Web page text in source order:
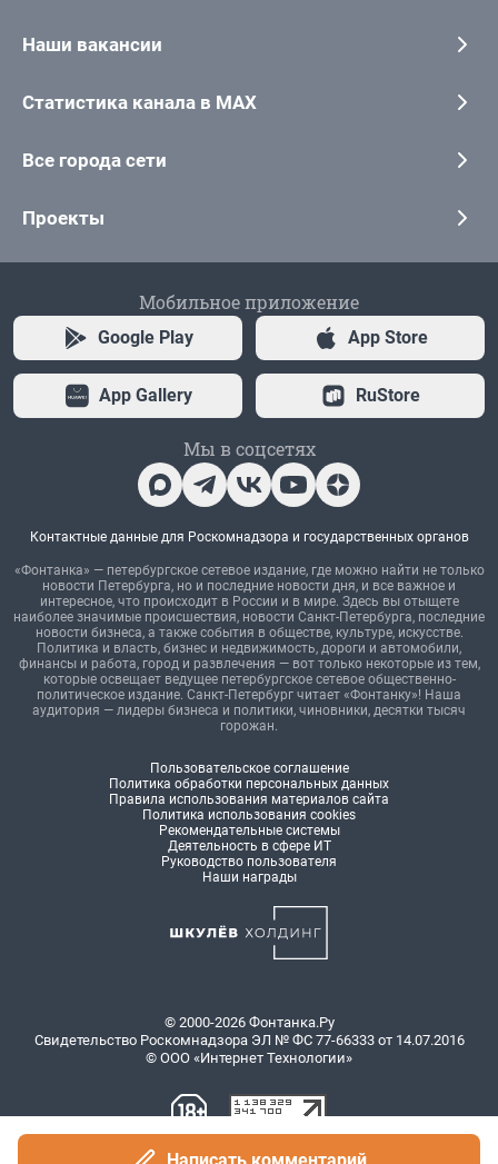
Наши вакансии
Статистика канала в MAX
Все города сети
Проекты
Мобильное приложение
Google Play App Store
App Gallery RuStore
Мы в соцсетях
Контактные данные для Роскомнадзора и государственных органов
«Фонтанка» — петербургское сетевое издание, где можно найти не только
новости Петербурга, но и последние новости дня, и все важное и
интересное, что происходит в России и в мире. Здесь вы отыщете
наиболее значимые происшествия, новости Санкт-Петербурга, последние
новости бизнеса, а также события в обществе, культуре, искусстве.
Политика и власть, бизнес и недвижимость, дороги и автомобили,
финансы и работа, город и развлечения — вот только некоторые из тем,
которые освещает ведущее петербургское сетевое общественно-
политическое издание. Санкт-Петербург читает «Фонтанку»! Наша
аудитория — лидеры бизнеса и политики, чиновники, десятки тысяч
горожан.
Пользовательское соглашение
Политика обработки персональных данных
Правила использования материалов сайта
Политика использования cookies
Рекомендательные системы
Деятельность в сфере ИТ
Руководство пользователя
Наши награды
© 2000-2026 Фонтанка.Ру
Свидетельство Роскомнадзора ЭЛ № ФС 77-66333 от 14.07.2016
© ООО «Интернет Технологии»